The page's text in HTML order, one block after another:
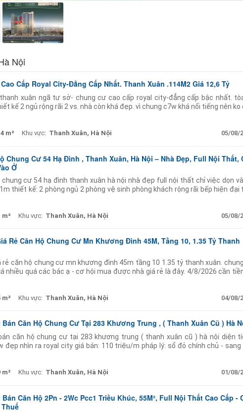
Nội
Cấp Royal City-Đẳng Cấp Nhất. Thanh Xuân .114M2 Giá 12,6 Tỷ
xuân ngã tư sở- chung cư cao cấp royal city-đẳng cấp bậc nhất.
kế 2 ngủ rộng rãi 2 vs. nhà còn khá đẹp. vì chung c7w khá nổi tiếng nên ko
m² Khu vực: Thanh Xuân, Hà Nội 05/08/
Chung Cư 54 Hạ Đình , Thanh Xuân, Hà Nội – Nhà Đẹp, Full Nội Thất,
Ở
chung cư 54 hạ đình thanh xuân hà nội nhà đẹp full nội thất chỉ việc dọn
thiết kế: 2 phòng ngủ 2 phòng vệ sinh phòng khách rộng rãi bếp hiện đại
m² Khu vực: Thanh Xuân, Hà Nội 05/08/
Rẻ Căn Hộ Chung Cư Mn Khương Đình 45M, Tầng 10, 1.35 Tỷ Thanh
rẻ căn hộ chung cư mn khương đình 45m tầng 10 1.35 tỷ thanh xuân.
nhiều quá các bác ạ - cơ hội mua được nhà giá rẻ là đây. 4/8/2026 cần
m² Khu vực: Thanh Xuân, Hà Nội 04/08/
Căn Hộ Chung Cư Tại 283 Khương Trung , ( Thanh Xuân Cũ ) Hà
căn hộ chung cư tại 283 khương trung ( thanh xuân cũ ) hà nội diện
đẹp nhìn ra royal city giá bán: 110 triệu/m pháp lý: sổ đỏ chính chủ - sang
m² Khu vực: Thanh Xuân, Hà Nội 01/08/
Căn Hộ 2Pn - 2Wc Pcc1 Triều Khúc, 55M², Full Nội Thất Cao Cấp -
Thuế